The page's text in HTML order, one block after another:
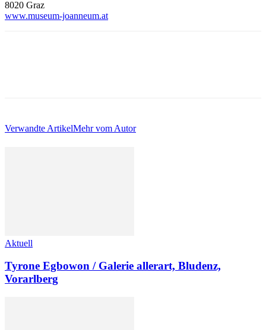
8020 Graz
www.museum-joanneum.at
Verwandte ArtikelMehr vom Autor
Aktuell
Tyrone Egbowon / Galerie allerart, Bludenz,
Vorarlberg